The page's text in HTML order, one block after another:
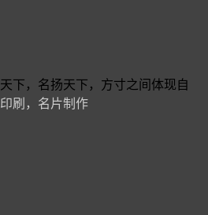
下，名扬天下，方寸之间体现自
刷，名片制作